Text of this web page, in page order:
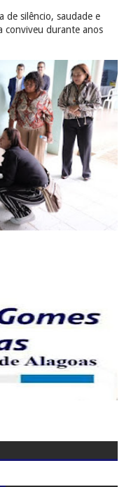
de silêncio, saudade e
conviveu durante anos